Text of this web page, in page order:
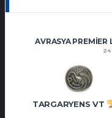
AVRASYA
24
TARGARYENS VT